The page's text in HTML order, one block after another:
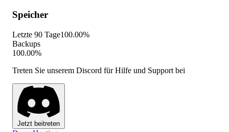
Speicher
Letzte 90 Tage100.00%
Backups
100.00%
Treten Sie unserem Discord für Hilfe und Support bei
Jetzt beitreten